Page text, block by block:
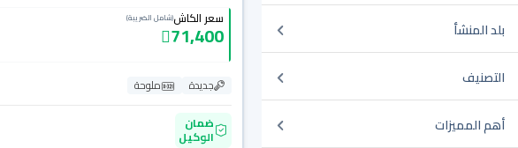
بلد المنشأ
التصنيف
أهم المميزات
سعر الكاش(شامل الضريبة)
71,400
جديدة
ملوحة
ضمان
الوكيل